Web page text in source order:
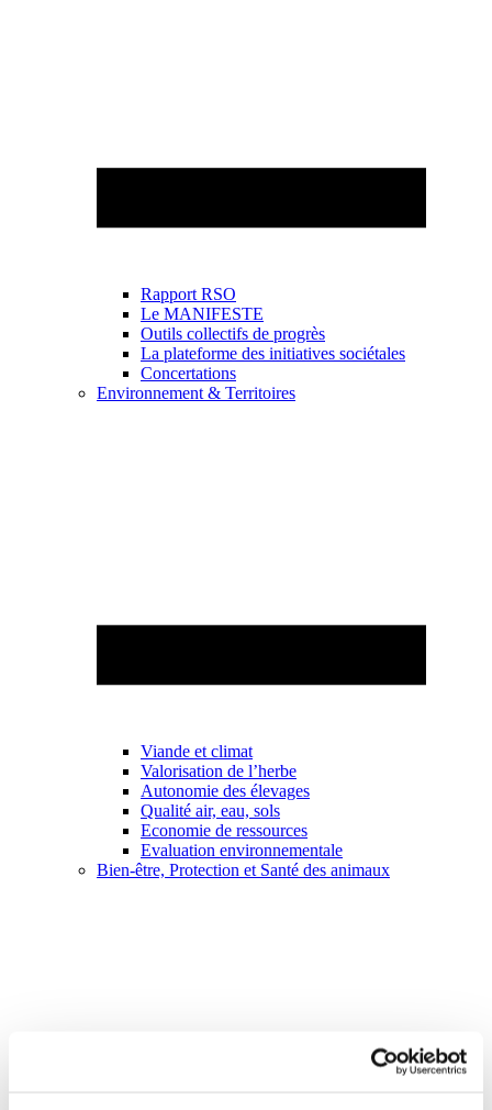
Rapport RSO
Le MANIFESTE
Outils collectifs de progrès
La plateforme des initiatives sociétales
Concertations
Environnement & Territoires
Viande et climat
Valorisation de l’herbe
Autonomie des élevages
Qualité air, eau, sols
Economie de ressources
Evaluation environnementale
Bien-être, Protection et Santé des animaux